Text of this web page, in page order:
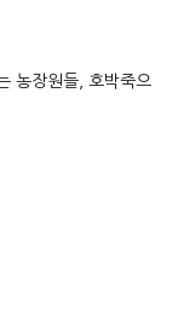
농장원들, 호박죽으